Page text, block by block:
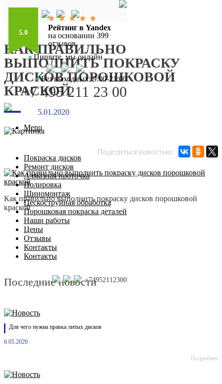
5.0
Рейтинг в Yandex
на основании 399
отзывов
Пишите, мы онлайн
Без выходных: 9:00-21:00
+7 495 211 23 00
Menu
Покраска дисков
Ремонт дисков
Алмазная проточка
Полировка
Шиномонтаж
Пескоструйная обработка
Порошковая покраска деталей
Наши работы
Цены
Отзывы
Контакты
Контакты
+74952112300
КАК ПРАВИЛЬНО
ВЫПОЛНИТЬ ПОКРАСКУ
ДИСКОВ ПОРОШКОВОЙ
КРАСКОЙ
5.01.2020
Поделиться новостью:
Как правильно выполнить покраску дисков порошковой
краской
Последние новости
Для чего нужна правка литых дисков
6.05.2020
Подробнее